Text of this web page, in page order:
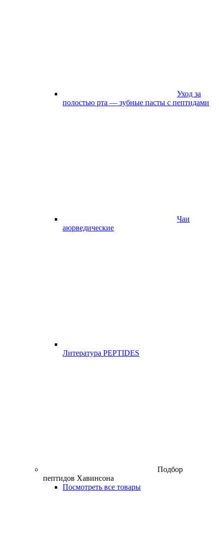
Уход за
полостью рта — зубные пасты с пептидами
Чаи
аюрведические
Литература PEPTIDES
Подбор
пептидов Хавинсона
Посмотреть все товары